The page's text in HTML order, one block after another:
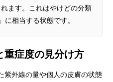
ます。これはやけどの分類
に相当する状態です。
重症度の見分け方
紫外線の量や個人の皮膚の状態